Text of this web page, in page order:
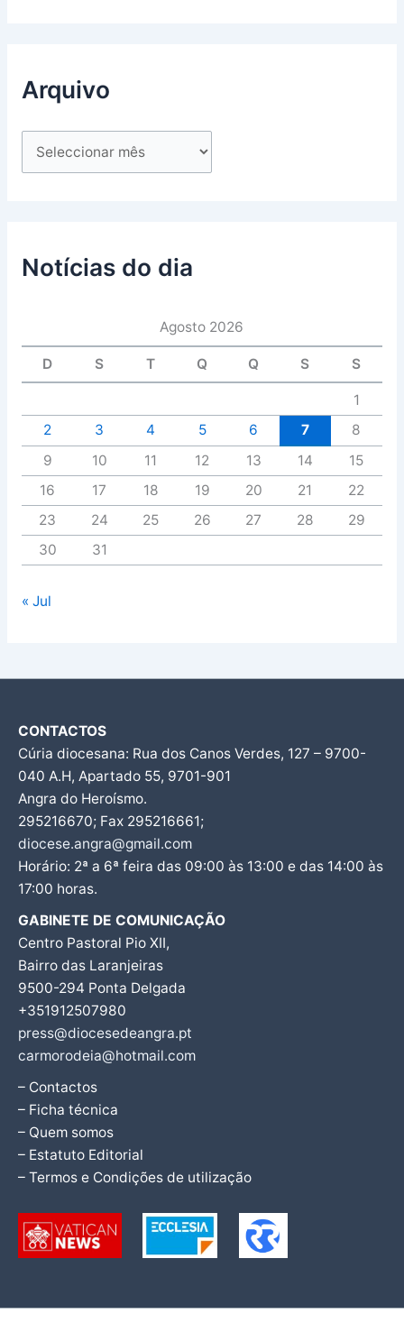
Arquivo
Notícias do dia
Agosto 2026
D S T Q Q S S
1
2
3 4 5 6 7
8
9
10 11 12 13 14
15
16
17 18 19 20 21
22
23
24 25 26 27 28
29
30
31
« Jul
CONTACTOS
Cúria diocesana: Rua dos Canos Verdes, 127 – 9700-
040 A.H, Apartado 55, 9701-901
Angra do Heroísmo.
295216670; Fax 295216661;
diocese.angra@gmail.com
Horário: 2ª a 6ª feira das 09:00 às 13:00 e das 14:00 às
17:00 horas.
GABINETE DE COMUNICAÇÃO
Centro Pastoral Pio XII,
Bairro das Laranjeiras
9500-294 Ponta Delgada
+351912507980
press@diocesedeangra.pt
carmorodeia@hotmail.com
– Contactos
– Ficha técnica
– Quem somos
– Estatuto Editorial
– Termos e Condições de utilização